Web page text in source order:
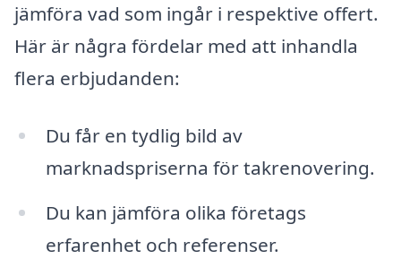
jämföra vad som ingår i respektive offert.
Här är några fördelar med att inhandla
flera erbjudanden:
Du får en tydlig bild av
marknadspriserna för takrenovering.
Du kan jämföra olika företags
erfarenhet och referenser.